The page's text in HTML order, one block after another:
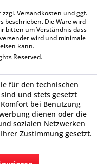
zzgl.Versandkosten und ggf.
beschrieben. Die Ware wird
bitten um Verständnis dass
wird und minimale
kann.
Reserved.
für den technischen
und stets gesetzt
bei Benutzung
dienen oder die
sozialen Netzwerken
Zustimmung gesetzt.